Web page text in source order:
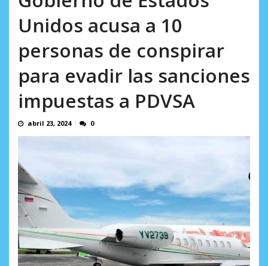
Unidos acusa a 10
personas de conspirar
para evadir las sanciones
impuestas a PDVSA
abril 23, 2024 0